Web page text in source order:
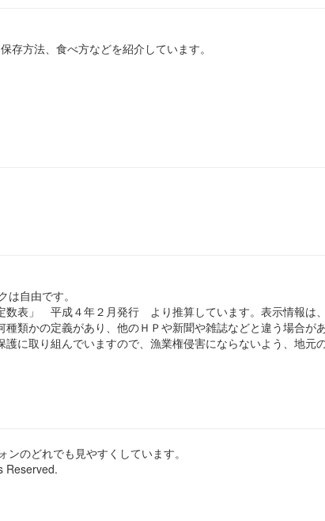
方法、食べ方などを紹介しています。
自由です。
」 平成４年２月発行 より推算しています。表示情報は、
類かの定義があり、他のＨＰや新聞や雑誌などと違う場合があ
に取り組んでいますので、漁業権侵害にならないよう、地元
のどれでも見やすくしています。
Reserved.